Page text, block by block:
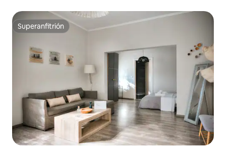
Superanfitrión
Superanfitrión